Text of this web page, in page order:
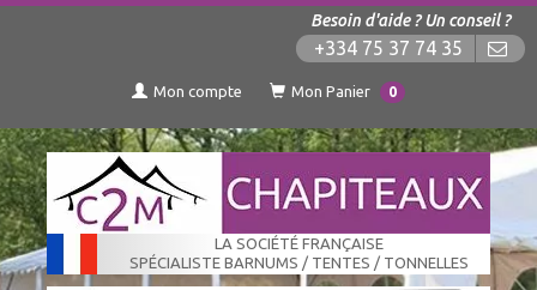
Besoin d'aide ? Un conseil ?
+334 75 37 74 35
Mon compte Mon Panier 0
LA SOCIÉTÉ FRANÇAISE
SPÉCIALISTE BARNUMS / TENTES / TONNELLES